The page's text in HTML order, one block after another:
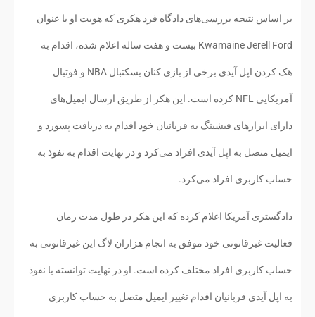
بر اساس نتیجه بررسی‌های دادگاه فرد هکری که هویت او با عنوان
Kwamaine Jerell Ford بیست و هفت ساله اعلام شده، اقدام به
هک کردن اپل آیدی برخی از بازی کنان بسکتبال NBA و فوتبال
آمریکایی NFL کرده است. این هکر از طریق ارسال ایمیل‌های
دارای ابزارهای فیشینگ به قربانیان خود اقدام به دریافت پسورد و
ایمیل متصل به اپل آیدی افراد می‌کرد و در نهایت اقدام به نفوذ به
حساب کاربری افراد می‌کرد.
دادگستری آمریکا اعلام کرده که این هکر در طول مدت زمان
فعالیت غیرقانونی خود موفق به انجام هزاران لاگ این غیرقانونی به
حساب کاربری افراد مختلف کرده است. او در نهایت توانسته با نفوذ
به اپل آیدی قربانیان اقدام تغییر ایمیل متصل به حساب کاربری